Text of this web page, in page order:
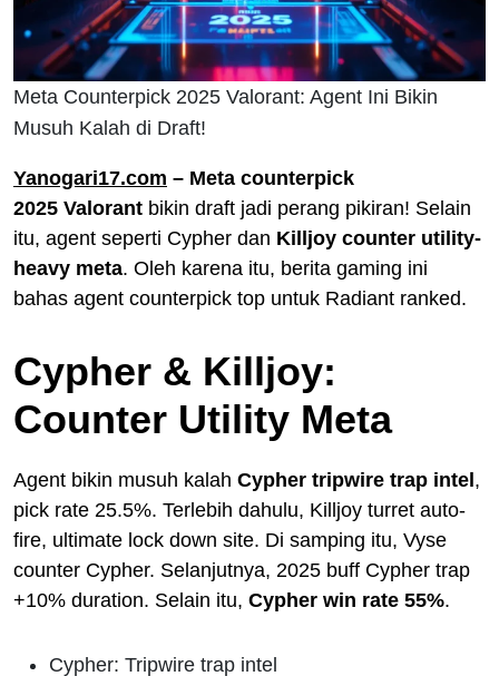
Meta Counterpick 2025 Valorant: Agent Ini Bikin
Musuh Kalah di Draft!
Yanogari17.com – Meta counterpick
2025 Valorant bikin draft jadi perang pikiran! Selain
itu, agent seperti Cypher dan Killjoy counter utility-
heavy meta. Oleh karena itu, berita gaming ini
bahas agent counterpick top untuk Radiant ranked.
Cypher & Killjoy:
Counter Utility Meta
Agent bikin musuh kalah Cypher tripwire trap intel,
pick rate 25.5%. Terlebih dahulu, Killjoy turret auto-
fire, ultimate lock down site. Di samping itu, Vyse
counter Cypher. Selanjutnya, 2025 buff Cypher trap
+10% duration. Selain itu, Cypher win rate 55%.
Cypher: Tripwire trap intel